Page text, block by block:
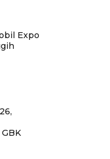
Expo